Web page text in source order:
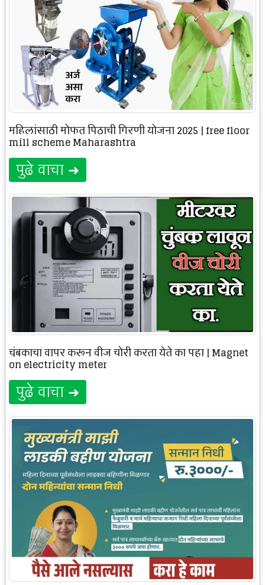
महिलांसाठी मोफत पिठाची गिरणी योजना 2025 | free floor
mill scheme Maharashtra
पुढे वाचा ➜
चुंबकाचा वापर करून वीज चोरी करता येते का पहा | Magnet
on electricity meter
पुढे वाचा ➜